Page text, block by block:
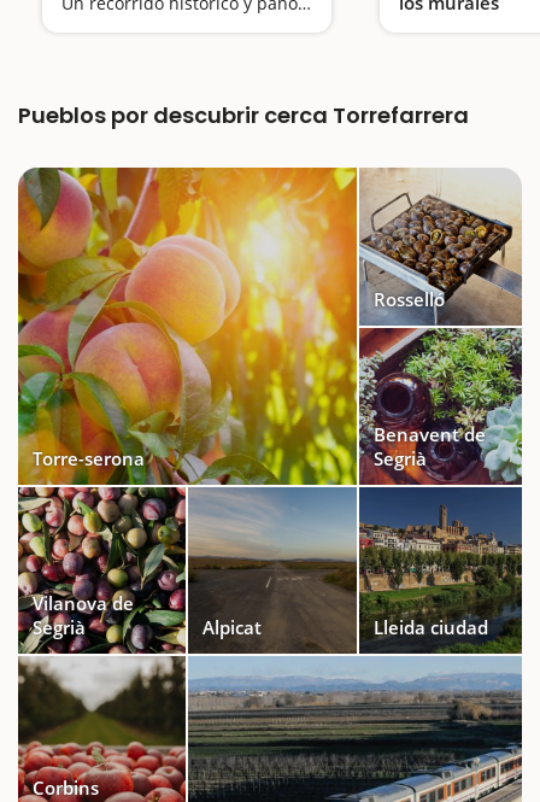
Pueblos por descubrir cerca Torrefarrera
Torre-serona
Rosselló
Benavent de
Segrià
Vilanova de
Segrià
Alpicat Lleida ciudad
Corbins